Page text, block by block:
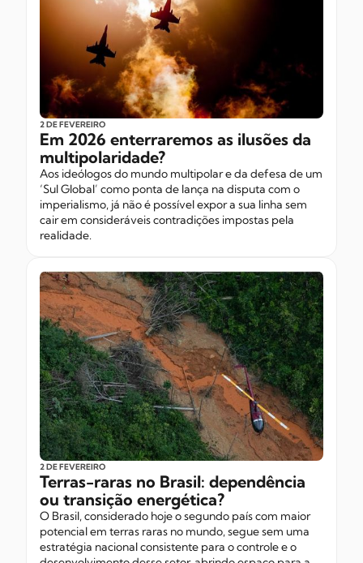
2 DE FEVEREIRO
Em 2026 enterraremos as ilusões da
multipolaridade?
Aos ideólogos do mundo multipolar e da defesa de um
‘Sul Global’ como ponta de lança na disputa com o
imperialismo, já não é possível expor a sua linha sem
cair em consideráveis contradições impostas pela
realidade.
2 DE FEVEREIRO
Terras-raras no Brasil: dependência
ou transição energética?
O Brasil, considerado hoje o segundo país com maior
potencial em terras raras no mundo, segue sem uma
estratégia nacional consistente para o controle e o